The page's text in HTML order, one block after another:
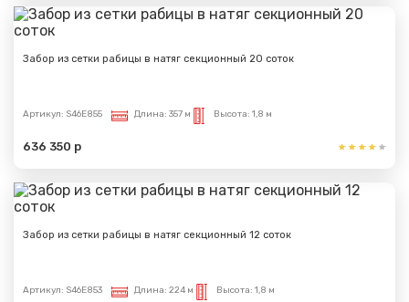
Забор из сетки рабицы в натяг секционный 20 соток
Артикул: S46E855 Длина: 357 м Высота: 1,8 м
636 350 р
Забор из сетки рабицы в натяг секционный 12 соток
Артикул: S46E853 Длина: 224 м Высота: 1,8 м